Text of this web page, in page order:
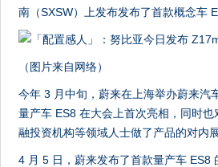
南（SXSW）上发布发布了首款概念车
（图片来自网络）
今年 3 月中旬，蔚来在上海举办蔚来汽
量产车 ES8 在大会上首次亮相，同时
融投资机构等领域人士做了产品的对内展
4 月 5 日，蔚来发布了首款量产车 ES8